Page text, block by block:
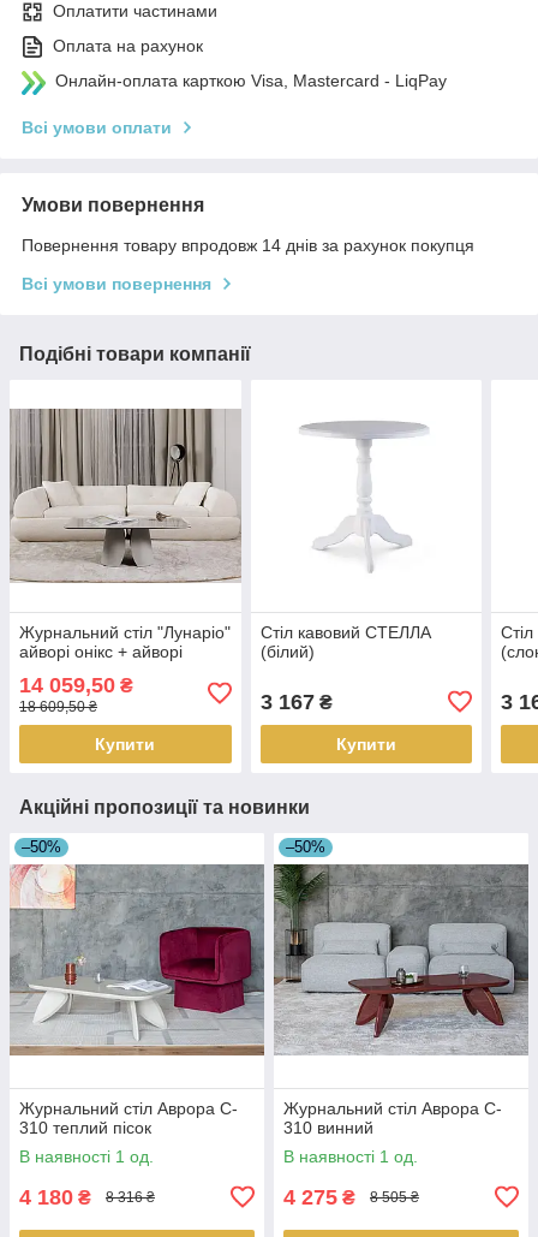
Оплатити частинами
Оплата на рахунок
Онлайн-оплата карткою Visa, Mastercard - LiqPay
Всі умови оплати
Умови повернення
Повернення товару впродовж 14 днів за рахунок покупця
Всі умови повернення
Подібні товари компанії
Журнальний стіл "Лунаріо"
айворі онікс + айворі
14 059,50 ₴
18 609,50 ₴
Купити
Стіл кавовий СТЕЛЛА
(білий)
3 167₴
Купити
3
Акційні пропозиції та новинки
–50%
Журнальний стіл Аврора C-
310 теплий пісок
В наявності 1 од.
4 180 ₴ 8 316 ₴
–50%
Журнальний стіл Аврора C-
310 винний
В наявності 1 од.
4 275 ₴ 8 505 ₴